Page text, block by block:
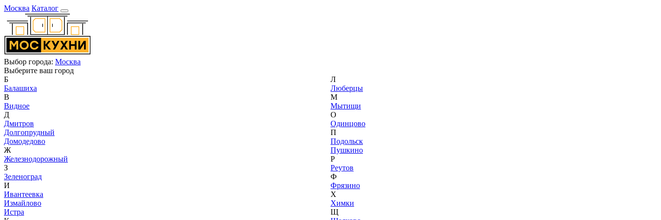
Москва Каталог
Выбор города: Москва
Выберите ваш город
Б
Балашиха
В
Видное
Д
Дмитров
Долгопрудный
Домодедово
Ж
Железнодорожный
З
Зеленоград
И
Ивантеевка
Измайлово
Истра
Л
Люберцы
М
Мытищи
О
Одинцово
П
Подольск
Пушкино
Р
Реутов
Ф
Фрязино
Х
Химки
Щ